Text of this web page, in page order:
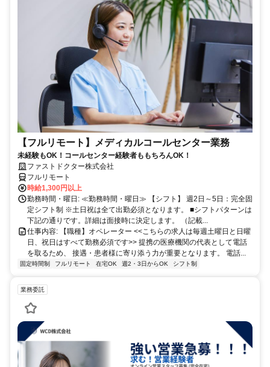
【フルリモート】メディカルコールセンター業務
未経験もOK！コールセンター経験者ももちろんOK！
ファストドクター株式会社
フルリモート
時給1,300円以上
勤務時間・曜日: ≪勤務時間・曜日≫ 【シフト】 週2日～5日：完全固
定シフト制 ※土日祝は全て出勤必須となります。ㅤ ■シフトパターンは
下記の通りです。詳細は面接時に決定します。 （記載...
仕事内容: 【職種】オペレーター <<こちらの求人は毎週土曜日と日曜
日、祝日はすべて勤務必須です>> 提携の医療機関の代表として電話
を取るため、 接遇・患者様に寄り添う力が重要となります。 電話...
固定時間制 フルリモート 在宅OK 週2・3日からOK シフト制
業務委託